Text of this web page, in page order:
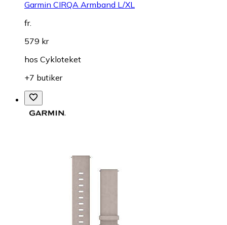
Garmin CIRQA Armband L/XL
fr.
579 kr
hos Cykloteket
+7 butiker